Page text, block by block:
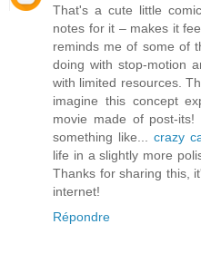
That's a cute little
notes for it – makes it
reminds me of some of
doing with stop-motion
with limited resources.
imagine this concept
movie made of post-
something like... crazy
life in a slightly more
Thanks for sharing this,
internet!
Répondre